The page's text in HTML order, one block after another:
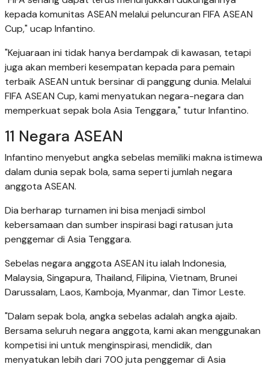
kepada komunitas ASEAN melalui peluncuran FIFA ASEAN
Cup," ucap Infantino.
"Kejuaraan ini tidak hanya berdampak di kawasan, tetapi
juga akan memberi kesempatan kepada para pemain
terbaik ASEAN untuk bersinar di panggung dunia. Melalui
FIFA ASEAN Cup, kami menyatukan negara-negara dan
memperkuat sepak bola Asia Tenggara," tutur Infantino.
11 Negara ASEAN
Infantino menyebut angka sebelas memiliki makna istimewa
dalam dunia sepak bola, sama seperti jumlah negara
anggota ASEAN.
Dia berharap turnamen ini bisa menjadi simbol
kebersamaan dan sumber inspirasi bagi ratusan juta
penggemar di Asia Tenggara.
Sebelas negara anggota ASEAN itu ialah Indonesia,
Malaysia, Singapura, Thailand, Filipina, Vietnam, Brunei
Darussalam, Laos, Kamboja, Myanmar, dan Timor Leste.
"Dalam sepak bola, angka sebelas adalah angka ajaib.
Bersama seluruh negara anggota, kami akan menggunakan
kompetisi ini untuk menginspirasi, mendidik, dan
menyatukan lebih dari 700 juta penggemar di Asia